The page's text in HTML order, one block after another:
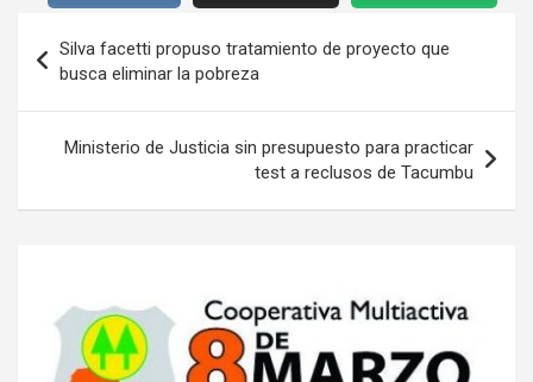
de
entradas
Silva facetti propuso tratamiento de proyecto que
busca eliminar la pobreza
Ministerio de Justicia sin presupuesto para practicar
test a reclusos de Tacumbu